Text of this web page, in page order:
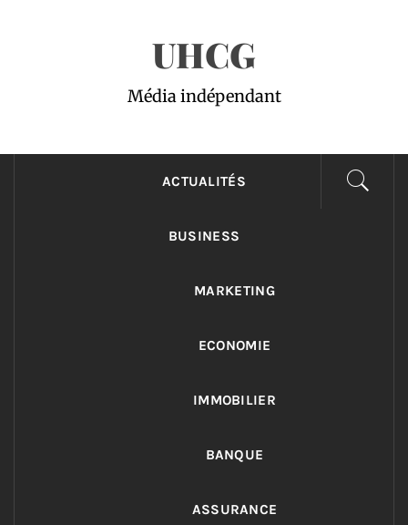
UHCG
Média indépendant
ACTUALITÉS
BUSINESS
MARKETING
ECONOMIE
IMMOBILIER
BANQUE
ASSURANCE